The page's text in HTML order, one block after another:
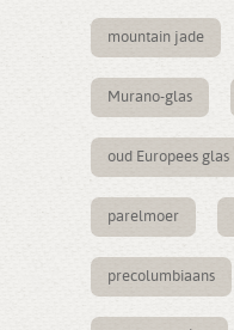
mountain jade
Murano-glas
oud Europees glas
parelmoer
precolumbiaans